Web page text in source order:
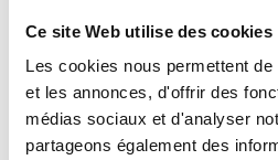
Ce site Web utilise des cookies
Les cookies nous permettent
et les annonces, d'offrir des
médias sociaux et d'analyser
partageons également des
Qualifications et diplômes :
Profil recherché :
Expérience :